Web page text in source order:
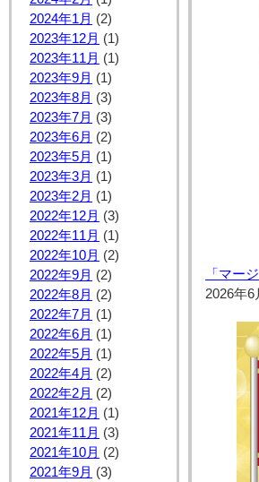
2024年1月 (2)
2023年12月 (1)
2023年11月 (1)
2023年9月 (1)
2023年8月 (3)
2023年7月 (3)
2023年6月 (2)
2023年5月 (1)
2023年3月 (1)
2023年2月 (1)
2022年12月 (3)
2022年11月 (1)
2022年10月 (2)
2022年9月 (2)
2022年8月 (2)
2022年7月 (1)
2022年6月 (1)
2022年5月 (1)
2022年4月 (2)
2022年2月 (2)
2021年12月 (1)
2021年11月 (3)
2021年10月 (2)
2021年9月 (3)
「マー
2026年6